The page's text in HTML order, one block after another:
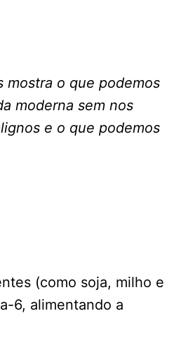
mostra o que podemos
moderna sem nos
e o que podemos
(como soja, milho e
6, alimentando a